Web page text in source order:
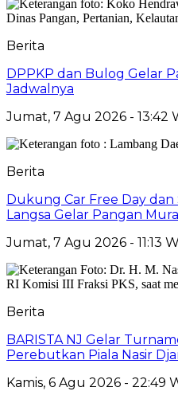
Berita
DPPKP dan Bulog Gelar
Jadwalnya
Jumat, 7 Agu 2026 - 13:42
Berita
Dukung Car Free Day
Langsa Gelar Pangan
Jumat, 7 Agu 2026 - 11:13
Berita
BARISTA NJ Gelar
Perebutkan Piala Nasir
Kamis, 6 Agu 2026 - 22:49